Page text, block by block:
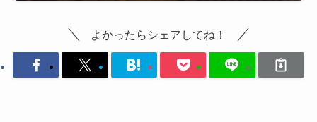
よかったらシェアしてね！